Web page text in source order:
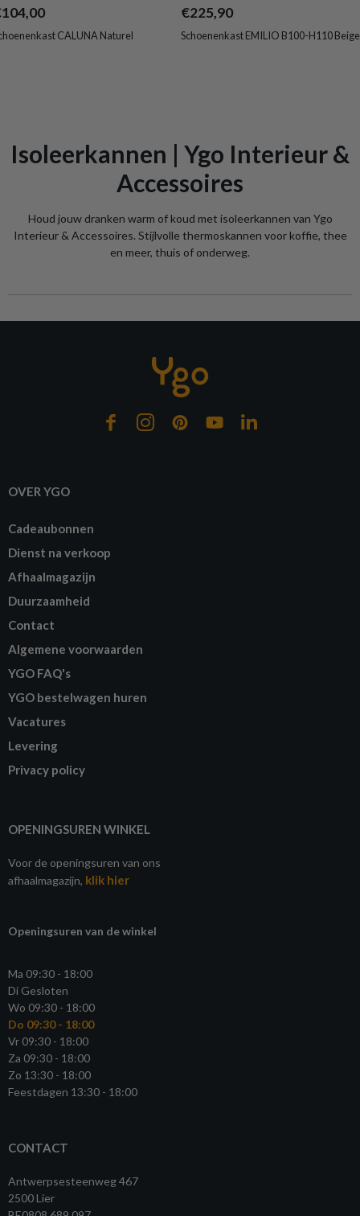
CALUNA Naturel
€225,90
Schoenenkast EMILIO B100-H110 Beige
Isoleerkannen | Ygo Interieur &
Accessoires
Houd jouw dranken warm of koud met isoleerkannen van Ygo
Interieur & Accessoires. Stijlvolle thermoskannen voor koffie, thee
en meer, thuis of onderweg.
OVER YGO
Cadeaubonnen
Dienst na verkoop
Afhaalmagazijn
Duurzaamheid
Contact
Algemene voorwaarden
YGO FAQ's
YGO bestelwagen huren
Vacatures
Levering
Privacy policy
OPENINGSUREN WINKEL
Voor de openingsuren van ons
afhaalmagazijn, klik hier
Openingsuren van de winkel
Ma 09:30 - 18:00
Di Gesloten
Wo 09:30 - 18:00
Do 09:30 - 18:00
Vr 09:30 - 18:00
Za 09:30 - 18:00
Zo 13:30 - 18:00
Feestdagen 13:30 - 18:00
CONTACT
Antwerpsesteenweg 467
2500 Lier